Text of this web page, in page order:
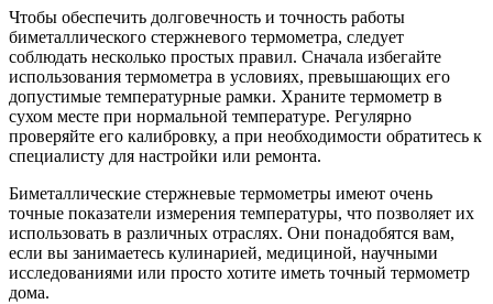
Чтобы обеспечить долговечность и точность работы
биметаллического стержневого термометра, следует
соблюдать несколько простых правил. Сначала избегайте
использования термометра в условиях, превышающих его
допустимые температурные рамки. Храните термометр в
сухом месте при нормальной температуре. Регулярно
проверяйте его калибровку, а при необходимости обратитесь к
специалисту для настройки или ремонта.
Биметаллические стержневые термометры имеют очень
точные показатели измерения температуры, что позволяет их
использовать в различных отраслях. Они понадобятся вам,
если вы занимаетесь кулинарией, медициной, научными
исследованиями или просто хотите иметь точный термометр
дома.